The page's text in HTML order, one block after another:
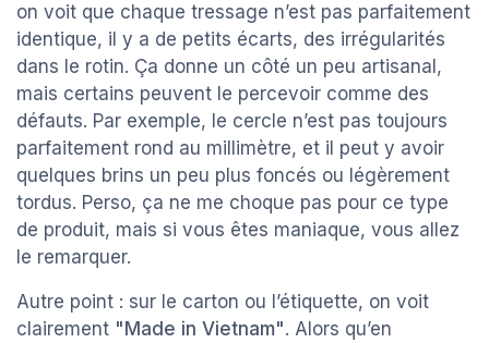
on voit que chaque tressage n’est pas parfaitement
identique, il y a de petits écarts, des irrégularités
dans le rotin. Ça donne un côté un peu artisanal,
mais certains peuvent le percevoir comme des
défauts. Par exemple, le cercle n’est pas toujours
parfaitement rond au millimètre, et il peut y avoir
quelques brins un peu plus foncés ou légèrement
tordus. Perso, ça ne me choque pas pour ce type
de produit, mais si vous êtes maniaque, vous allez
le remarquer.
Autre point : sur le carton ou l’étiquette, on voit
clairement "Made in Vietnam". Alors qu’en